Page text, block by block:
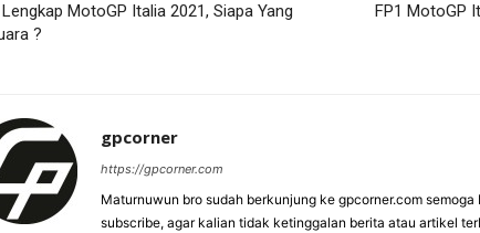
MotoGP Italia 2021, Siapa Yang
?
FP1 MotoGP
gpcorner
https://gpcorner.com
Maturnuwun bro sudah berkunjung ke gpcorner.com
subscribe, agar kalian tidak ketinggalan berita atau artikel